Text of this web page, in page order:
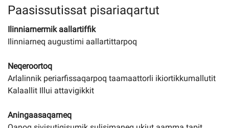
Paasissutissat pisariaqartut
Ilinniarnermik aallartiffik
Ilinniarneq augustimi aallartittarpoq
Neqeroortoq
Arlalinnik periarfissaqarpoq taamaattorli ikiortikkumallutit
Kalaallit Illui attavigikkit
Aningaasaqarneq